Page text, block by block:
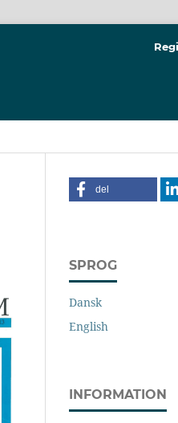
del
SPROG
Dansk
English
INFORMATION